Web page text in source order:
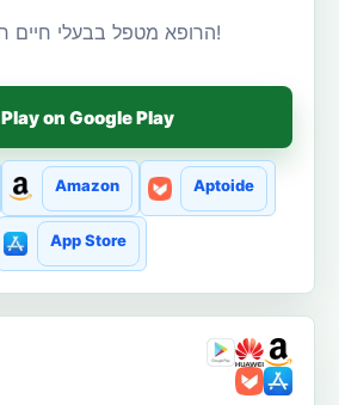
הרופא מטפל בבעלי חיים חמודים בבית חולים!
Play on Google Play
Amazon Aptoide
App Store